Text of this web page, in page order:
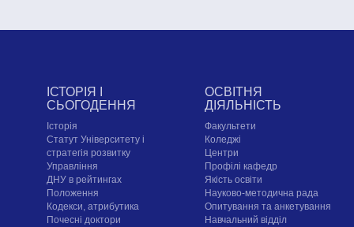
ІСТОРІЯ І
СЬОГОДЕННЯ
Історія
Статут Університету і
стратегія розвитку
Управління
ДНУ в рейтингах
Положення
Кодекси, атрибутика
Почесні доктори
ОСВІТНЯ
ДІЯЛЬНІСТЬ
Факультети
Коледжі
Центри
Профілі кафедр
Якість освіти
Науково-методична рада
Опитування та анкетування
Навчальний відділ